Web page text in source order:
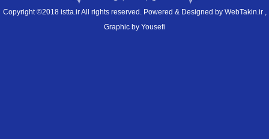
Copyright ©2018 istta.ir All rights reserved. Powered & Designed by WebTakin.ir,
Graphic by Yousefi